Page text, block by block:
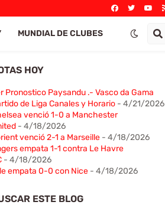
MUNDIAL DE CLUBES
HOY
Pronostico Paysandu .- Vasco da Gama
de Liga Canales y Horario- 4/21/2026
venció 1-0 a Manchester
- 4/18/2026
venció 2-1 a Marseille- 4/18/2026
empata 1-1 contra Le Havre
- 4/18/2026
empata 0-0 con Nice- 4/18/2026
ESTE BLOG